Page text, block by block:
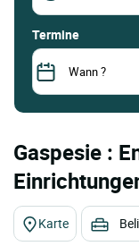
termine
Gaspesie :
Karte